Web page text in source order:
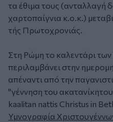
τα έθιμα τους (ανταλλαγή
χαρτοπαίγνια κ.ο.κ.)
τής Πρωτοχρονιάς.
Στη Ρώμη το καλεντάρι
περιλαμβάνει στην
απέναντι από την
"γέννηση του
kaalitan nattis Christus in
Υμνογραφία